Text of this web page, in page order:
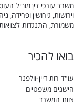
משרד עורכי דין מוביל
וירושות, גירושין ופרידה,
משמורת, התנגדות
בואו להכיר
עו"ד רות דיין-וולפנר
הישגים משפטיים
צוות המשרד